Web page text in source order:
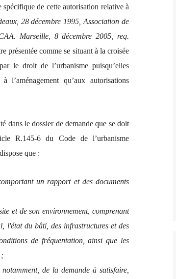
de cette autorisation relative à
28 décembre 1995, Association de
Marseille, 8 décembre 2005, req.
présentée comme se situant à la croisée
le droit de l’urbanisme puisqu’elles
qu’aux autorisations
dans le dossier de demande que se doit
R.145-6 du Code de l’urbanisme
que :
un rapport et des documents
et de son environnement, comprenant
l'état du bâti, des infrastructures et des
de fréquentation, ainsi que les
;
de la demande à satisfaire,